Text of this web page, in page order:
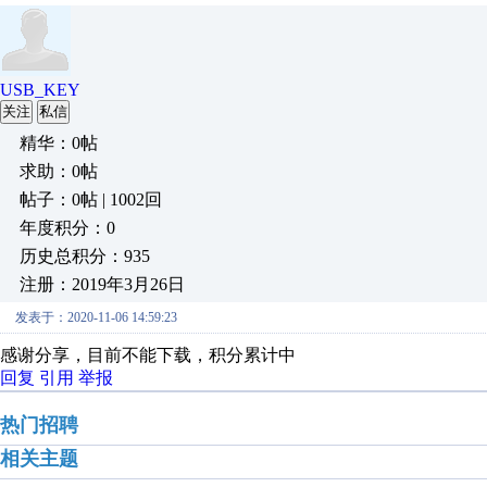
USB_KEY
关注 私信
精华：0帖
求助：0帖
帖子：0帖 | 1002回
年度积分：0
历史总积分：935
注册：2019年3月26日
发表于：2020-11-06 14:59:23
感谢分享，目前不能下载，积分累计中
回复 引用 举报
热门招聘
相关主题